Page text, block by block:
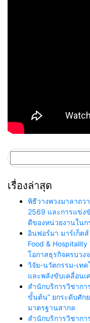
สำหรับ:
เรื่องล่าสุด
พิธีวางพวงมาลาถว
2569 และการแข่
ดีของหน่วยงานใน
อินฟอร์มา มาร์เก็ต
Food &
โอกาสธุรกิจครบวง
วิจัย-นวัตกรรม-เท
และพลังขับเคลื่อนเ
สำนักบริการวิชาก
ขั้นต้น” ยกระดับศัก
มาตรฐานสากล
สำนักบริการวิชาก